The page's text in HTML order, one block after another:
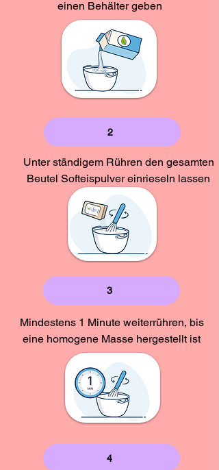
- davon Zucker 2,6 g
Eiweiß
- davon Zucker
g
einen Behälter geben
2
Unter ständigem Rühren den gesamten
Beutel Softeispulver einrieseln lassen
3
Mindestens 1 Minute weiterrühren, bis
eine homogene Masse hergestellt ist
4